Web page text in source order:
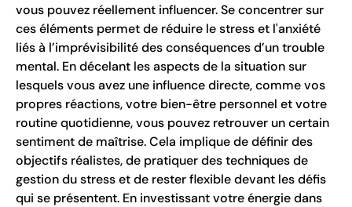
vous pouvez réellement influencer. Se concentrer sur
ces éléments permet de réduire le stress et l'anxiété
liés à l’imprévisibilité des conséquences d’un trouble
mental. En décelant les aspects de la situation sur
lesquels vous avez une influence directe, comme vos
propres réactions, votre bien-être personnel et votre
routine quotidienne, vous pouvez retrouver un certain
sentiment de maîtrise. Cela implique de définir des
objectifs réalistes, de pratiquer des techniques de
gestion du stress et de rester flexible devant les défis
qui se présentent. En investissant votre énergie dans